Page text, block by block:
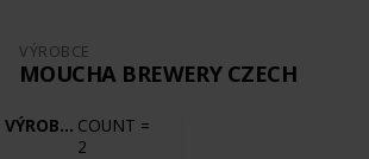
VÝROBCE
MOUCHA BREWERY CZECH
VÝROBCE COUNT =
2